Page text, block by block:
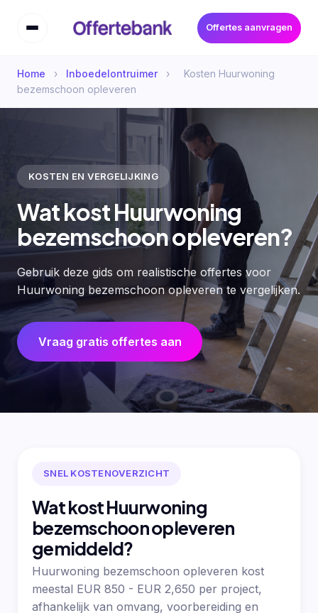
Offertes aanvragen
Home › Inboedelontruimer ›
Kosten Huurwoning
bezemschoon opleveren
KOSTEN EN VERGELIJKING
Wat kost Huurwoning
bezemschoon opleveren?
Gebruik deze gids om realistische offertes voor
Huurwoning bezemschoon opleveren te vergelijken.
Vraag gratis offertes aan
SNEL KOSTENOVERZICHT
Wat kost Huurwoning
bezemschoon opleveren
gemiddeld?
Huurwoning bezemschoon opleveren kost
meestal EUR 850 - EUR 2,650 per project,
afhankelijk van omvang, voorbereiding en